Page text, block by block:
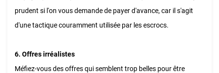
prudent si l'on vous demande de payer d'avance, car il s'agit
d'une tactique couramment utilisée par les escrocs.
6. Offres irréalistes
Méfiez-vous des offres qui semblent trop belles pour être